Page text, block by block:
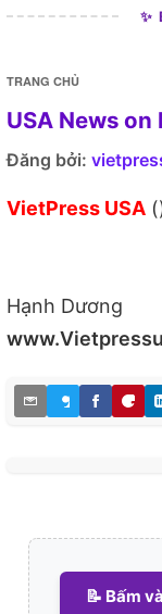
✨
TRANG CHỦ
USA News on
Đăng bởi:
VietPress USA
Hạnh Dương
📝 Bấm